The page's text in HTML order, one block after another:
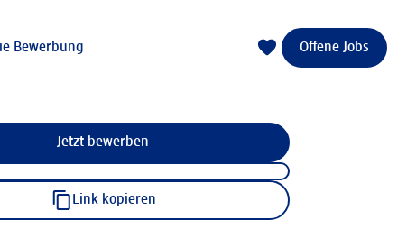
Bewerbung Offene Jobs
Jetzt bewerben
Link kopieren